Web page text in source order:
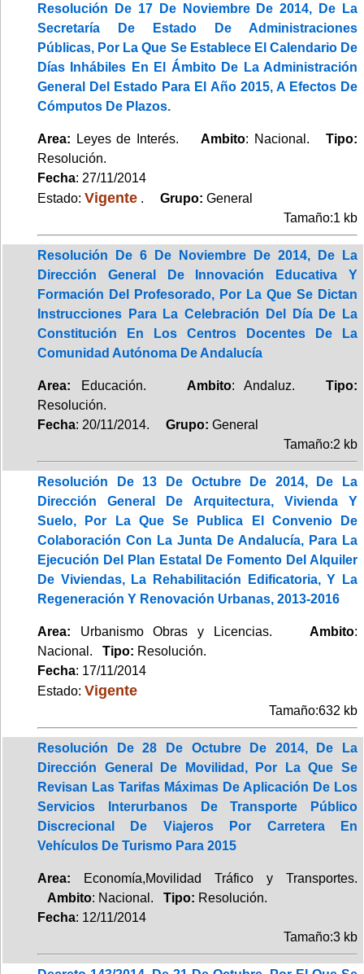
Resolución De 17 De Noviembre De 2014, De La
Secretaría De Estado De Administraciones
Públicas, Por La Que Se Establece El Calendario De
Días Inhábiles En El Ámbito De La Administración
General Del Estado Para El Año 2015, A Efectos De
Cómputos De Plazos.
Area: Leyes de Interés.Ambito: Nacional.Tipo:
Resolución.
Fecha: 27/11/2014
Estado: Vigente . Grupo: General
Tamaño:1 kb
Resolución De 6 De Noviembre De 2014, De La
Dirección General De Innovación Educativa Y
Formación Del Profesorado, Por La Que Se Dictan
Instrucciones Para La Celebración Del Día De La
Constitución En Los Centros Docentes De La
Comunidad Autónoma De Andalucía
Area: Educación. Ambito: Andaluz.Tipo:
Resolución.
Fecha: 20/11/2014. Grupo: General
Tamaño:2 kb
Resolución De 13 De Octubre De 2014, De La
Dirección General De Arquitectura, Vivienda Y
Suelo, Por La Que Se Publica El Convenio De
Colaboración Con La Junta De Andalucía, Para La
Ejecución Del Plan Estatal De Fomento Del Alquiler
De Viviendas, La Rehabilitación Edificatoria, Y La
Regeneración Y Renovación Urbanas, 2013-2016
Area: Urbanismo Obras y Licencias. Ambito:
Nacional. Tipo: Resolución.
Fecha: 17/11/2014
Estado: Vigente
Tamaño:632 kb
Resolución De 28 De Octubre De 2014, De La
Dirección General De Movilidad, Por La Que Se
Revisan Las Tarifas Máximas De Aplicación De Los
Servicios Interurbanos De Transporte Público
Discrecional De Viajeros Por Carretera En
Vehículos De Turismo Para 2015
Area: Economía,Movilidad Tráfico y Transportes.
Ambito: Nacional. Tipo: Resolución.
Fecha: 12/11/2014
Tamaño:3 kb